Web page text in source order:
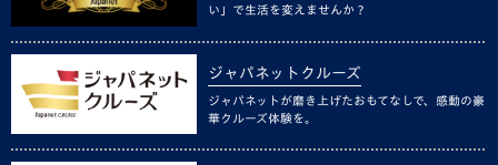
い」で生活を変えませんか？
ジャパネットクルーズ
ジャパネットが磨き上げたおもてなしで、感動の豪
華クルーズ体験を。